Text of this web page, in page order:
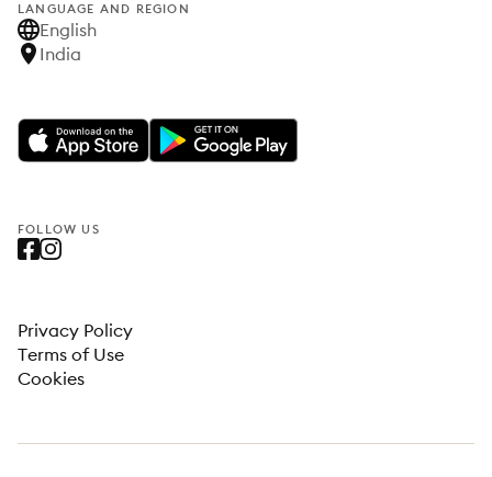
LANGUAGE AND REGION
English
India
FOLLOW US
Privacy Policy
Terms of Use
Cookies